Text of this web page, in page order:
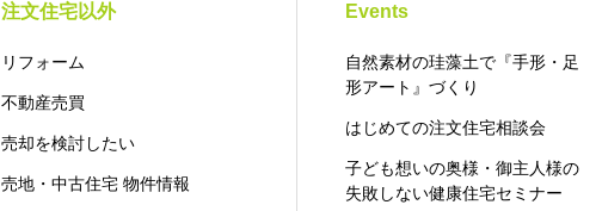
注文住宅以外
リフォーム
不動産売買
売却を検討したい
売地・中古住宅 物件情報
Events
自然素材の珪藻土で『手形・足
形アート』づくり
はじめての注文住宅相談会
子ども想いの奥様・御主人様の
失敗しない健康住宅セミナー